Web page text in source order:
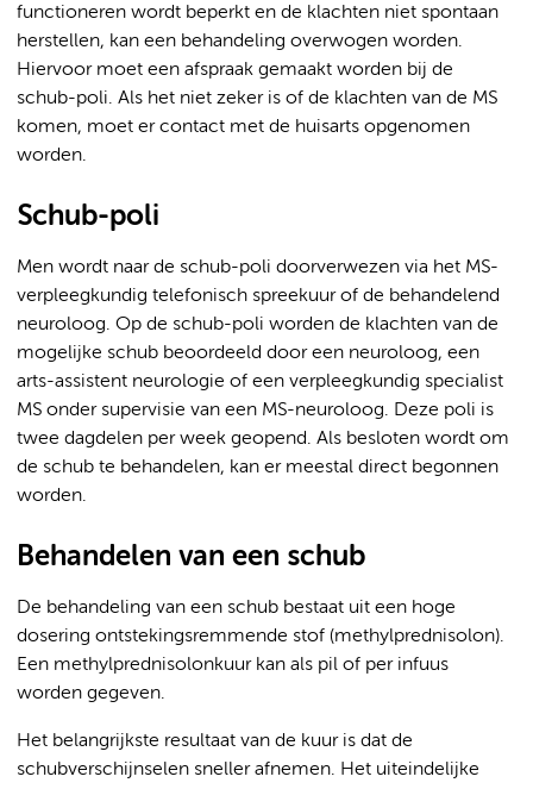
functioneren wordt beperkt en de klachten niet spontaan
herstellen, kan een behandeling overwogen worden.
Hiervoor moet een afspraak gemaakt worden bij de
schub-poli. Als het niet zeker is of de klachten van de MS
komen, moet er contact met de huisarts opgenomen
worden.
Schub-poli
Men wordt naar de schub-poli doorverwezen via het MS-
verpleegkundig telefonisch spreekuur of de behandelend
neuroloog. Op de schub-poli worden de klachten van de
mogelijke schub beoordeeld door een neuroloog, een
arts-assistent neurologie of een verpleegkundig specialist
MS onder supervisie van een MS-neuroloog. Deze poli is
twee dagdelen per week geopend. Als besloten wordt om
de schub te behandelen, kan er meestal direct begonnen
worden.
Behandelen van een schub
De behandeling van een schub bestaat uit een hoge
dosering ontstekingsremmende stof (methylprednisolon).
Een methylprednisolonkuur kan als pil of per infuus
worden gegeven.
Het belangrijkste resultaat van de kuur is dat de
schubverschijnselen sneller afnemen. Het uiteindelijke